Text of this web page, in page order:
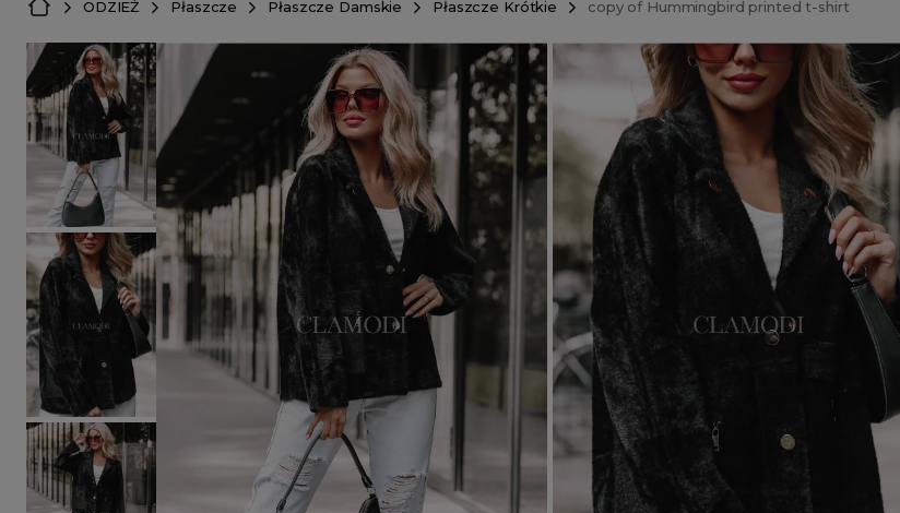
ODZIEŻ Płaszcze Płaszcze Damskie Płaszcze Krótkie copy of Hummingbird printed t-shirt